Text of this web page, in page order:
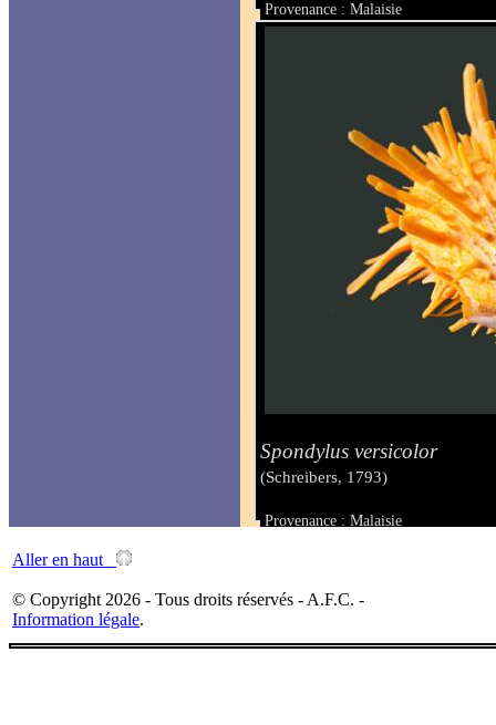
Provenance : Malaisie
Taille : 70.8 x 63.3 mm
Spondylus versicolor
(Schreibers, 1793)
Provenance : Malaisie
Aller en haut
© Copyright 2026 - Tous droits réservés - A.F.C. -
Information légale.